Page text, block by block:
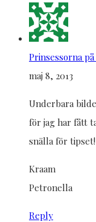
Prinsessorna
maj 8, 2013
Underbara
för jag har fått
snälla för
Kraam
Petronella
Reply